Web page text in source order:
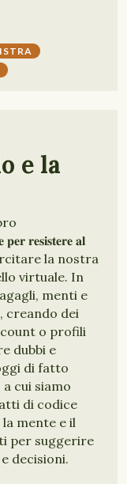
e la
𝐫𝐞𝐬𝐢𝐬𝐭𝐞𝐫𝐞 𝐚𝐥
la nostra
virtuale. In
menti e
creando dei
o profili
dubbi e
di fatto
cui siamo
di codice
mente e il
per suggerire
decisioni.